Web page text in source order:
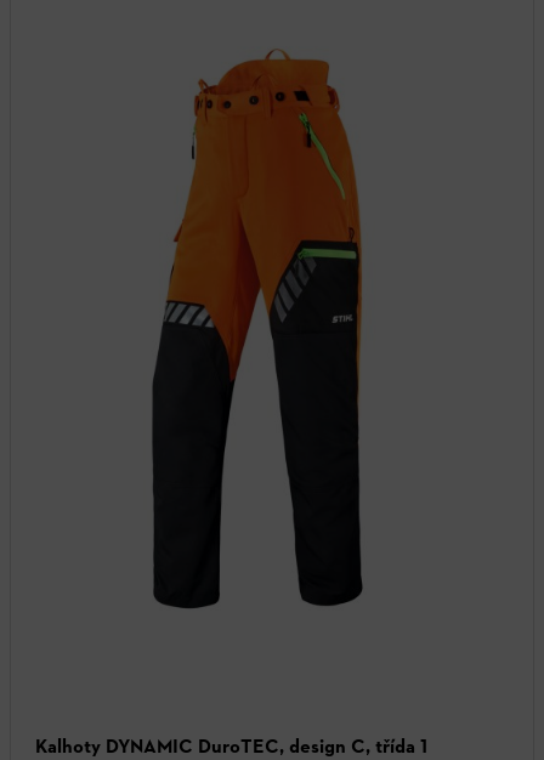
Kalhoty DYNAMIC DuroTEC, design C, třída 1